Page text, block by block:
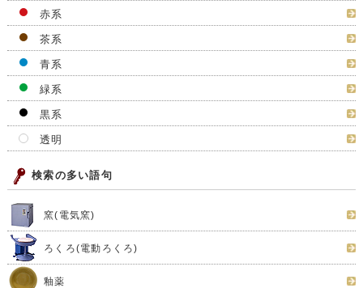
赤系
茶系
青系
緑系
黒系
透明
検索の多い語句
窯(電気窯)
ろくろ(電動ろくろ)
釉薬